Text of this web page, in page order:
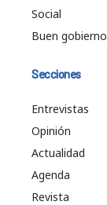
Social
Buen gobierno
Secciones
Entrevistas
Opinión
Actualidad
Agenda
Revista